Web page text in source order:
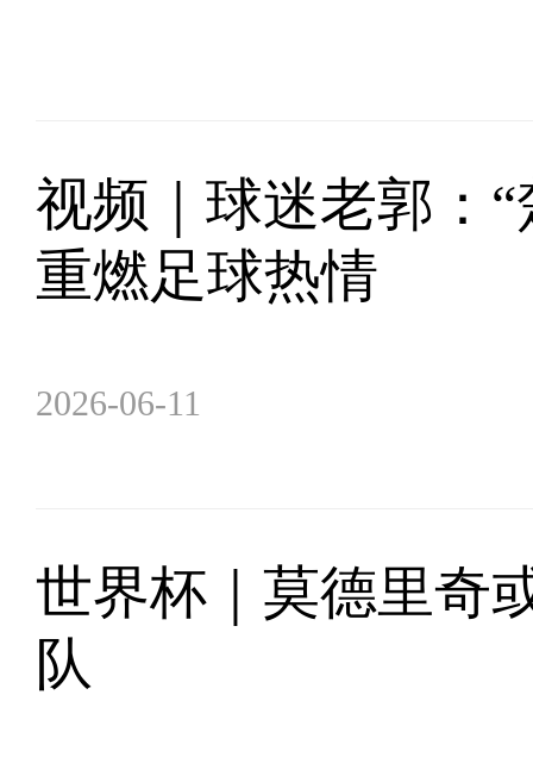
视频｜球迷老郭：“
重燃足球热情
2026-06-11
世界杯｜莫德里奇
队